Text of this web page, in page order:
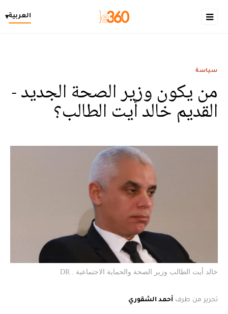
العربية▾
سياسة
من يكون وزير الصحة الجديد -
القديم خالد أيت الطالب؟
خالد أيت الطالب وزير الصحة والحماية الاجتماعية . DR
تحرير من طرف أحمد الشقوري